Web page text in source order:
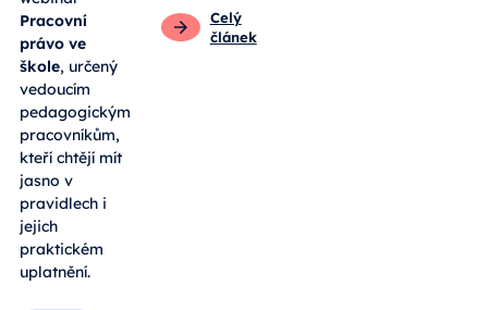
Pracovní
právo ve
škole, určený
vedoucím
pedagogickým
pracovníkům,
kteří chtějí mít
jasno v
pravidlech i
jejich
praktickém
uplatnění.
Celý
článek